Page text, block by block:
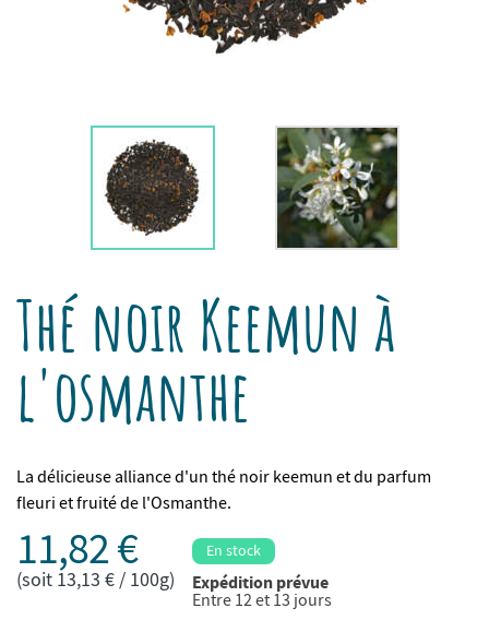
Thé noir Keemun à
l'osmanthe
La délicieuse alliance d'un thé noir keemun et du parfum
fleuri et fruité de l'Osmanthe.
11,82 €
(soit 13,13 € / 100g)
En stock
Expédition prévue
Entre 12 et 13 jours